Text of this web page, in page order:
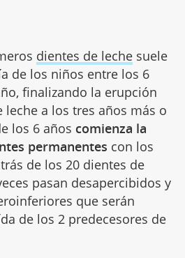
dientes de lechesuele
de los niños entre los 6
finalizando la erupción
leche a los tres años más o
los 6 años comienza la
permanentes con los
de los 20 dientes de
pasan desapercibidos y
que serán
de los 2 predecesores de